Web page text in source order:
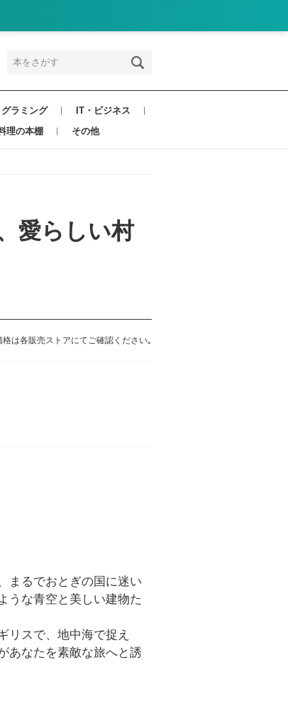
ラミング
IT・ビジネス
理の本棚 その他
愛らしい村
は各販売ストアにてご確認ください｡
まるでおとぎの国に迷い
うな青空と美しい建物た
リスで、地中海で捉え
あなたを素敵な旅へと誘